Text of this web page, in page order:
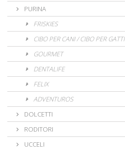
PURINA
FRISKIES
CIBO PER CANI / CIBO PER GATTI
GOURMET
DENTALIFE
FELIX
ADVENTUROS
DOLCETTI
RODITORI
UCCELI